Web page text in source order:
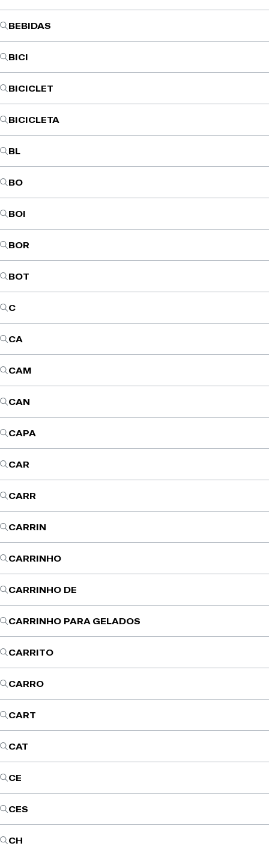
BEBIDAS
BICI
BICICLET
BICICLETA
BL
BO
BOI
BOR
BOT
C
CA
CAM
CAN
CAPA
CAR
CARR
CARRIN
CARRINHO
CARRINHO DE
CARRINHO PARA GELADOS
CARRITO
CARRO
CART
CAT
CE
CES
CH